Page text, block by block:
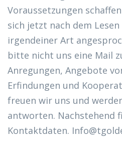
Voraussetzungen
sich jetzt nach dem
irgendeiner Art
bitte nicht uns eine Mail
Anregungen, Angebote
Erfindungen und
freuen wir uns und
antworten. Nachstehend
Kontaktdaten.